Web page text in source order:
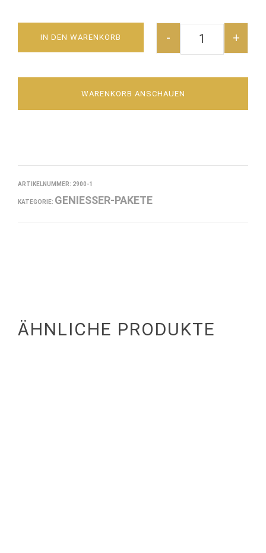
- +
IN DEN WARENKORB
WARENKORB ANSCHAUEN
ARTIKELNUMMER: 2900-1
KATEGORIE: GENIESSER-PAKETE
ÄHNLICHE PRODUKTE